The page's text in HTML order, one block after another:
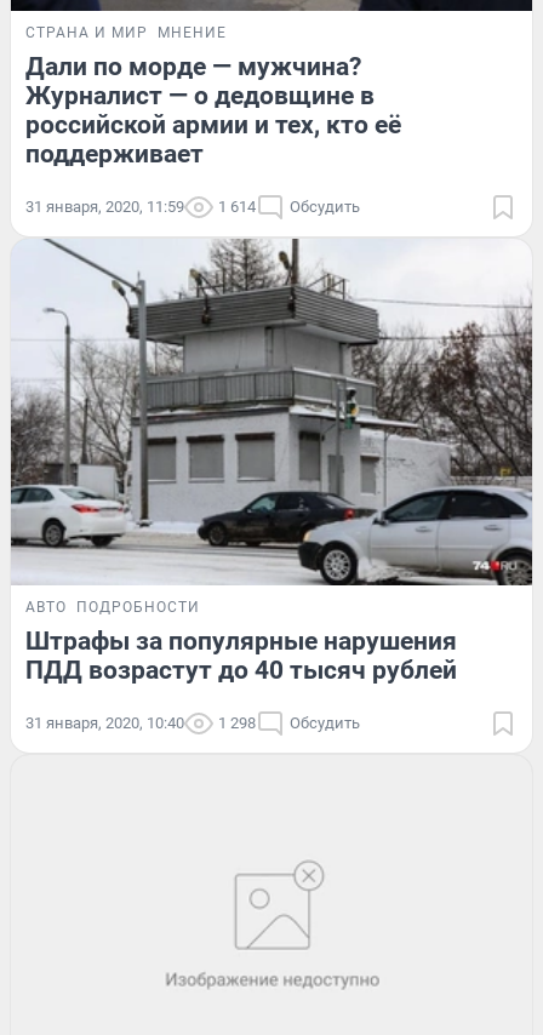
СТРАНА И МИР МНЕНИЕ
Дали по морде — мужчина?
Журналист — о дедовщине в
российской армии и тех, кто её
поддерживает
31 января, 2020, 11:59 1 614 Обсудить
АВТО ПОДРОБНОСТИ
Штрафы за популярные нарушения
ПДД возрастут до 40 тысяч рублей
31 января, 2020, 10:40 1 298 Обсудить